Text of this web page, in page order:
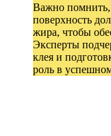
Важно помнить,
поверхность
жира, чтобы
Эксперты
клея и
роль в